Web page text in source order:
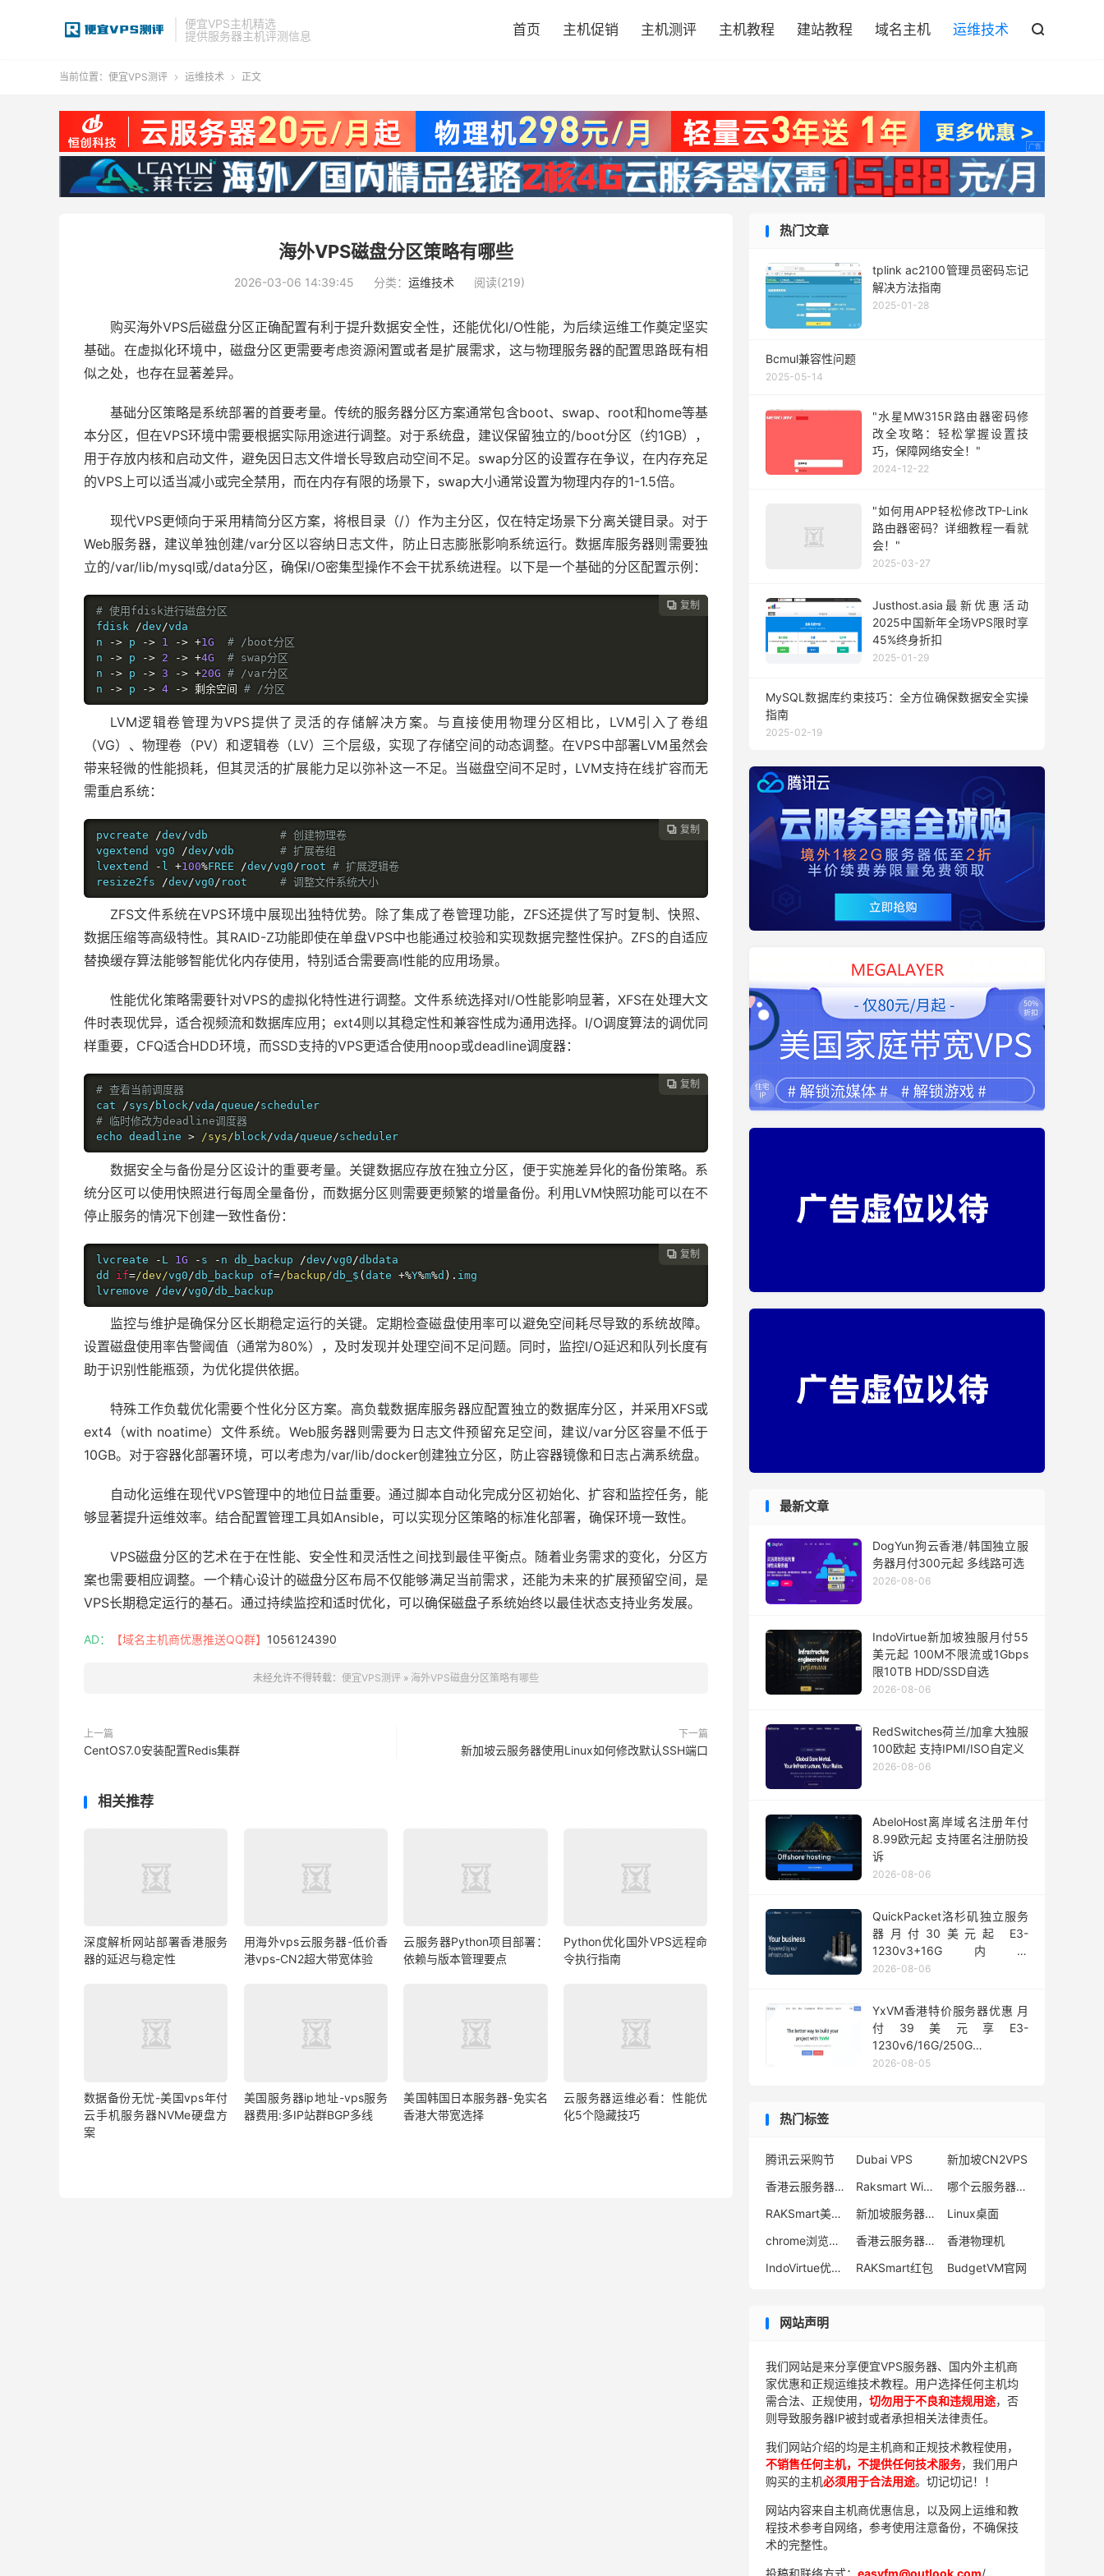
便宜VPS主机精选
提供服务器主机评测信息
首页 主机促销 主机测评 主机教程 建站教程 域名主机 运维技术 
当前位置： 便宜VPS测评  运维技术  正文
海外VPS磁盘分区策略有哪些
2026-03-06 14:39:45 分类： 运维技术 阅读(219)
购买海外VPS后磁盘分区正确配置有利于提升数据安全性，还能优化I/O性能，为后续运维工作奠定坚实
基础。在虚拟化环境中，磁盘分区更需要考虑资源闲置或者是扩展需求，这与物理服务器的配置思路既有相
似之处，也存在显著差异。
基础分区策略是系统部署的首要考量。传统的服务器分区方案通常包含boot、 swap、 root和home等基
本分区，但在VPS环境中需要根据实际用途进行调整。对于系统盘，建议保留独立的/boot分区（约1GB），
用于存放内核和启动文件，避免因日志文件增长导致启动空间不足。 swap分区的设置存在争议，在内存充足
的VPS上可以适当减小或完全禁用，而在内存有限的场景下， swap大小通常设置为物理内存的1-1.5倍。
现代VPS更倾向于采用精简分区方案，将根目录（/）作为主分区，仅在特定场景下分离关键目录。对于
Web服务器，建议单独创建/var分区以容纳日志文件，防止日志膨胀影响系统运行。数据库服务器则需要独
立的/var/lib/mysql或/data分区，确保I/O密集型操作不会干扰系统进程。以下是一个基础的分区配置示例：
 复制
# 使用fdisk进行磁盘分区
fdisk /dev/vda
n
-> p -> 1 -> +1G
# /boot分区
n
-> p -> 2 -> +4G
# swap分区
n
-> p -> 3 -> +20G # /var分区
n
-> p -> 4 -> 剩余空间 # /分区
LVM逻辑卷管理为VPS提供了灵活的存储解决方案。与直接使用物理分区相比， LVM引入了卷组
（VG）、物理卷（PV）和逻辑卷（LV）三个层级，实现了存储空间的动态调整。在VPS中部署LVM 虽然会
带来轻微的性能损耗，但其灵活的扩展能力足以弥补这一不足。当磁盘空间不足时， LVM支持在线扩容而无
需重启系统：
 复制
pvcreate /dev /vdb # 创建物理卷
vgextend vg0
/dev /vdb # 扩展卷组
lvextend
- l +100%FREE /dev /vg0 / root # 扩展逻辑卷
resize2fs
/dev /vg0 / root # 调整文件系统大小
ZFS文件系统在VPS环境中展现出独特优势。除了集成了卷管理功能， ZFS还提供了写时复制、快照、
数据压缩等高级特性。其RAID-Z功能即使在单盘VPS中也能通过校验和实现数据完整性保护。 ZFS的自适应
替换缓存算法能够智能优化内存使用，特别适合需要高I性能的应用场景。
性能优化策略需要针对VPS的虚拟化特性进行调整。文件系统选择对I/O性能影响显著，XFS在处理大文
件时表现优异，适合视频流和数据库应用； ext4则以其稳定性和兼容性成为通用选择。 I/O调度算法的调优同
样重要， CFQ适合HDD环境，而SSD支持的VPS更适合使用 noop或deadline调度器：
 复制
# 查看当前调度器
cat /sys/ block/vda/queue/
# 临时修改为deadline调度器
echo deadline > /sys/ block/vda/queue/scheduler
数据安全与备份是分区设计的重要考量。关键数据应存放在独立分区，便于实施差异化的备份策略。系
统分区可以使用快照进行每周全量备份，而数据分区则需要更频繁的增量备份。利用LVM快照功能可以在不
停止服务的情况下创建一致性备份：
 复制
lvcreate - L 1G - s - n db_backup /dev /vg0 /dbdata
dd if=/dev/vg0 /db_backup of=/backup/db_$ (date +%Y%m%d ). img
lvremove
/dev /vg0 /db_backup
监控与维护是确保分区长期稳定运行的关键。定期检查磁盘使用率可以避免空间耗尽导致的系统故障。
设置磁盘使用率告警阈值（通常为80%），及时发现并处理空间不足问题。同时，监控I/O延迟和队列长度有
助于识别性能瓶颈，为优化提供依据。
特殊工作负载优化需要个性化分区方案。高负载数据库服务器应配置独立的数据库分区，并采用 XFS或
ext4 （with noatime）文件系统。 Web服务器则需要为日志文件预留充足空间，建议/var分区容量不低于
10GB。对于容器化部署环境，可以考虑为/var/lib/docker创建独立分区，防止容器镜像和日志占满系统盘。
自动化运维在现代VPS管理中的地位日益重要。通过脚本自动化完成分区初始化、扩容和监控任务，能
够显著提升运维效率。结合配置管理工具如Ansible，可以实现分区策略的标准化部署，确保环境一致性。
VPS磁盘分区的艺术在于在性能、安全性和灵活性之间找到最佳平衡点。随着业务需求的变化，分区方
案也需要相应调整。一个精心设计的磁盘分区布局不仅能够满足当前需求，还能为未来的扩展预留空间，是
VPS长期稳定运行的基石。通过持续监控和适时优化，可以确保磁盘子系统始终以最佳状态支持业务发展。
AD： 【域名主机商优惠推送QQ群】 1056124390
未经允许不得转载： 便宜VPS测评 » 海外VPS磁盘分区策略有哪些
上一篇
CentOS7.0安装配置Redis集群
下一篇
新加坡云服务器使用Linux如何修改默认SSH端口
相关推荐
深度解析网站部署香港服务
器的延迟与稳定性
用海外vps云服务器-低价香
港vps-CN2超大带宽体验
云服务器Python项目部署：
依赖与版本管理要点
Python优化国外VPS远程命
令执行指南
数据备份无忧-美国vps年付
云手机服务器NVMe硬盘方
案
美国服务器ip地址-vps服务
器费用:多IP站群BGP多线
美国韩国日本服务器-免实名
香港大带宽选择
云服务器运维必看：性能优
化5个隐藏技巧
热门文章
tplink ac2100管理员密码忘记
解决方法指南
2025-01-28
Bcmul兼容性问题
2025-05-14
"水星MW315R路由器密码修
改全攻略：轻松掌握设置技
巧，保障网络安全！"
2024-12-22
"如何用APP轻松修改TP-Link
路由器密码？详细教程一看就
会！"
2025-03-27
Justhost.asia最新优惠活动
2025中国新年全场VPS限时享
45%终身折扣
2025-01-29
MySQL数据库约束技巧：全方位确保数据安全实操
指南
2025-02-19
最新文章
DogYun狗云香港/韩国独立服
务器月付300元起 多线路可选
2026-08-06
IndoVirtue新加坡独服月付55
美元起 100M不限流或1Gbps
限10TB HDD/SSD自选
2026-08-06
RedSwitches荷兰/加拿大独服
100欧起 支持IPMI/ISO自定义
2026-08-06
AbeloHost离岸域名注册年付
8.99欧元起 支持匿名注册防投
诉
2026-08-06
QuickPacket洛杉矶独立服务
器月付30美元起 E3-
1230v3+16G内存
1Gbps@50TB大流量
2026-08-06
YxVM香港特价服务器优惠 月
付39美元享E3-
1230v6/16G/250G
SSD/10TB流量
2026-08-05
热门标签
腾讯云采购节 Dubai VPS
新加坡CN2VPS
香港云服务器购买
Raksmart Windows
哪个云服务器便宜
RAKSmart美国服务器优惠
新加坡服务器哪个牌子好
Linux桌面
chrome浏览器怎么截图
香港云服务器哪家最稳定
香港物理机
IndoVirtue优惠码
RAKSmart红包 BudgetVM官网
网站声明
我们网站是来分享便宜VPS服务器、国内外主机商
家优惠和正规运维技术教程。用户选择任何主机均
需合法、正规使用， 切勿用于不良和违规用途，否
则导致服务器IP被封或者承担相关法律责任。
我们网站介绍的均是主机商和正规技术教程使用，
不销售任何主机，不提供任何技术服务，我们用户
购买的主机必须用于合法用途。切记切记！！
网站内容来自主机商优惠信息，以及网上运维和教
程技术参考自网络，参考使用注意备份，不确保技
术的完整性。